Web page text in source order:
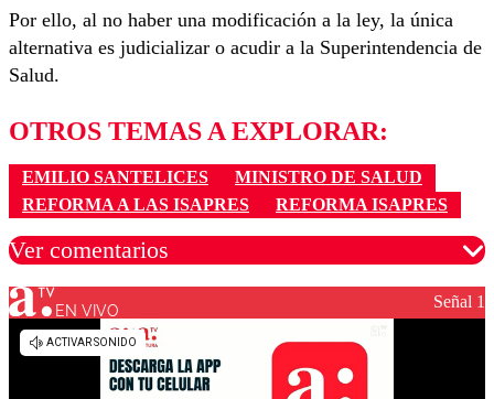
Por ello, al no haber una modificación a la ley, la única
alternativa es judicializar o acudir a la Superintendencia de
Salud.
OTROS TEMAS A EXPLORAR:
EMILIO SANTELICES
MINISTRO DE SALUD
REFORMA A LAS ISAPRES
REFORMA ISAPRES
Ver comentarios
Los comentarios son moderados para garantizar un
diálogo respetuoso.
EN VIVO Señal 1